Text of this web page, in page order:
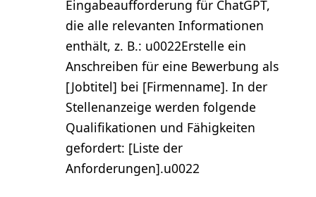
Eingabeaufforderung für ChatGPT,
die alle relevanten Informationen
enthält, z. B.: u0022Erstelle ein
Anschreiben für eine Bewerbung als
[Jobtitel] bei [Firmenname]. In der
Stellenanzeige werden folgende
Qualifikationen und Fähigkeiten
gefordert: [Liste der
Anforderungen].u0022